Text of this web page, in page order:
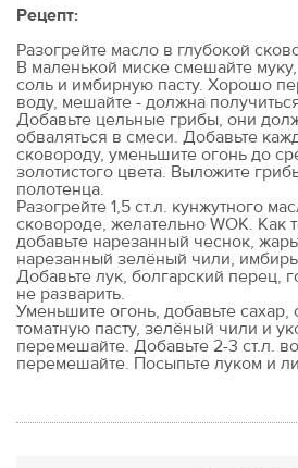
Рецепт:
Разогрейте масло в глубокой
В маленькой миске смешайте
соль и имбирную пасту. Хорошо
воду, мешайте - должна получиться
Добавьте цельные грибы, они
обваляться в смеси. Добавьте
сковороду, уменьшите огонь до
золотистого цвета. Выложите
полотенца.
Разогрейте 1,5 ст.л. кунжутного
сковороде, желательно WOK. Как
добавьте нарезанный чеснок,
нарезанный зелёный чили,
Добавьте лук, болгарский перец,
не разварить.
Уменьшите огонь, добавьте сахар,
томатную пасту, зелёный чили и
перемешайте. Добавьте 2-3 ст.л.
перемешайте. Посыпьте луком и